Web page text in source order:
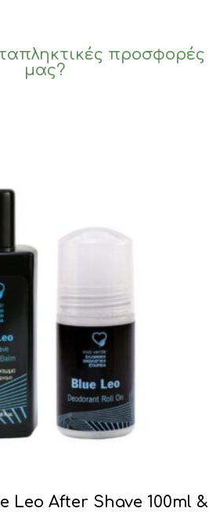
προσφορές
μας?
Leo After Shave 100ml &